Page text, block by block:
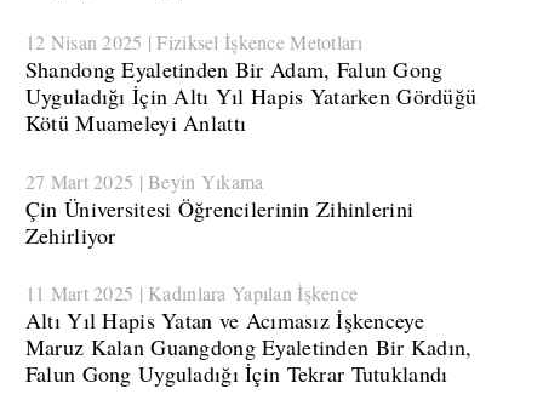
12 Nisan 2025 | Fiziksel İşkence Metotları
​Shandong Eyaletinden Bir Adam, Falun Gong
Uyguladığı İçin Altı Yıl Hapis Yatarken Gördüğü
Kötü Muameleyi Anlattı
27 Mart 2025 | Beyin Yıkama
​Çin Üniversitesi Öğrencilerinin Zihinlerini
Zehirliyor
11 Mart 2025 | Kadınlara Yapılan İşkence
Altı Yıl Hapis Yatan ve Acımasız İşkenceye
Maruz Kalan Guangdong Eyaletinden Bir Kadın,
Falun Gong Uyguladığı İçin Tekrar Tutuklandı